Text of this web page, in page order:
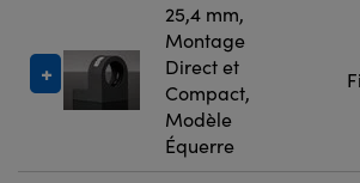
25,4 mm,
Montage
Direct et
Compact,
Modèle
Équerre